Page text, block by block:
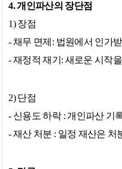
4.개인파산의 장단점
1)장점
- 채무 면제 : 법원에서 인가
-재정적 재기 : 새로운 시작
2)단점
- 신용도 하락 :개인파산 기
-재산 처분 : 일정 재산은 처